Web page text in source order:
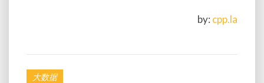
by: cpp.la
大数据